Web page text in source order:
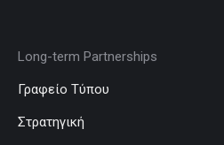
Long-term Partnerships
Γραφείο Τύπου
Στρατηγική